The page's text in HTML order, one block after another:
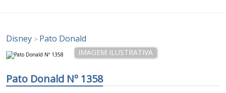
Disney > Pato Donald
Pato Donald Nº 1358